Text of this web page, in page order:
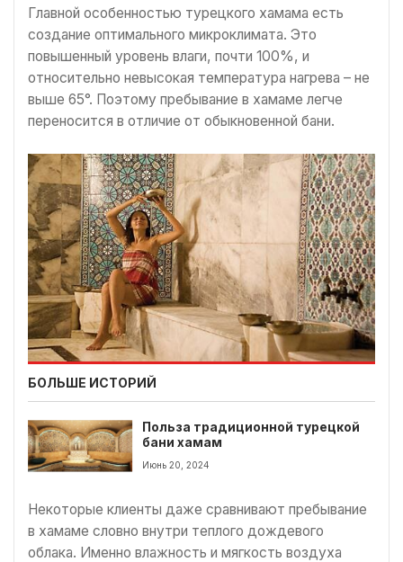
Главной особенностью турецкого хамама есть
создание оптимального микроклимата. Это
повышенный уровень влаги, почти 100%, и
относительно невысокая температура нагрева – не
выше 65°. Поэтому пребывание в хамаме легче
переносится в отличие от обыкновенной бани.
БОЛЬШЕ ИСТОРИЙ
Польза традиционной турецкой
бани хамам
Июнь 20, 2024
Некоторые клиенты даже сравнивают пребывание
в хамаме словно внутри теплого дождевого
облака. Именно влажность и мягкость воздуха